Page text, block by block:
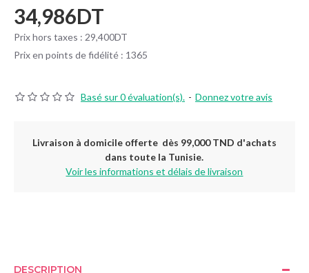
Basé sur 0 évaluation(s). - Donnez votre avis
34,986DT
Prix hors taxes : 29,400DT
Prix en points de fidélité : 1365
Livraison à domicile offerte dès 99,000 TND d'achats
dans toute la Tunisie.
Voir les informations et délais de livraison
DESCRIPTION